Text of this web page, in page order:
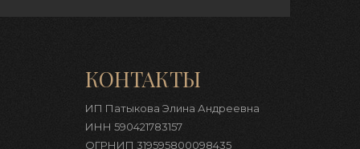
КОНТАКТЫ
ИП Патыкова Элина Андреевна
ИНН 590421783157
ОГРНИП 319595800098435